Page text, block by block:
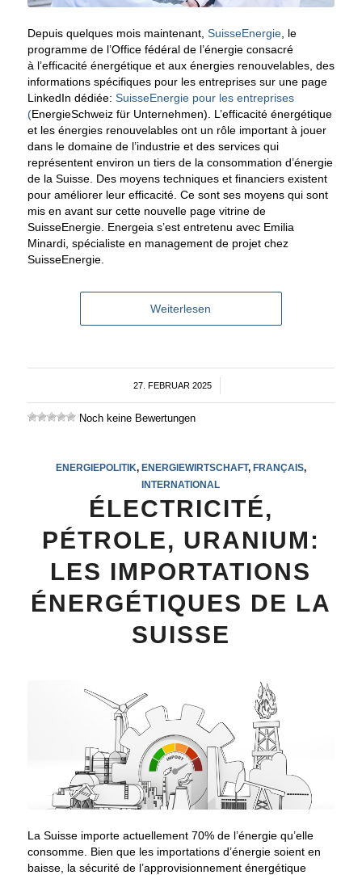
Depuis quelques mois maintenant, SuisseEnergie, le
programme de l’Office fédéral de l’énergie consacré
à l’efficacité énergétique et aux énergies renouvelables, des
informations spécifiques pour les entreprises sur une page
LinkedIn dédiée: SuisseEnergie pour les entreprises
(EnergieSchweiz für Unternehmen). L’efficacité énergétique
et les énergies renouvelables ont un rôle important à jouer
dans le domaine de l’industrie et des services qui
représentent environ un tiers de la consommation d’énergie
de la Suisse. Des moyens techniques et financiers existent
pour améliorer leur efficacité. Ce sont ses moyens qui sont
mis en avant sur cette nouvelle page vitrine de
SuisseEnergie. Energeia s’est entretenu avec Emilia
Minardi, spécialiste en management de projet chez
SuisseEnergie.
Weiterlesen
27. FEBRUAR 2025
/
Noch keine Bewertungen
ENERGIEPOLITIK, ENERGIEWIRTSCHAFT, FRANÇAIS,
INTERNATIONAL
ÉLECTRICITÉ,
PÉTROLE, URANIUM:
LES IMPORTATIONS
ÉNERGÉTIQUES DE LA
SUISSE
La Suisse importe actuellement 70% de l’énergie qu’elle
consomme. Bien que les importations d’énergie soient en
baisse, la sécurité de l’approvisionnement énergétique